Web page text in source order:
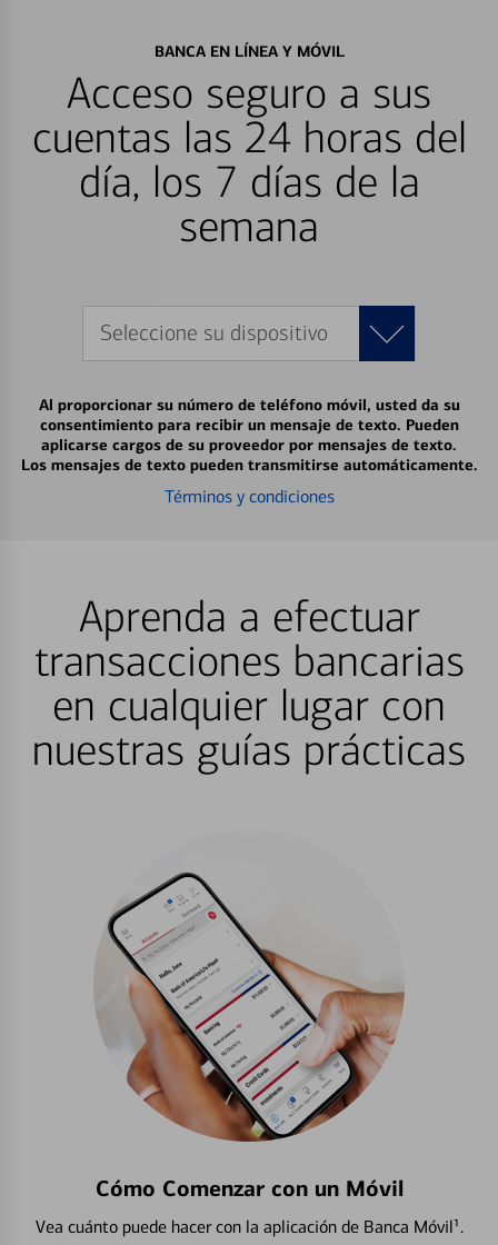
BANCA EN LÍNEA Y MÓVIL
Acceso seguro a sus
cuentas las 24 horas del
día, los 7 días de la
semana
Seleccione su dispositivo
Al proporcionar su número de teléfono móvil, usted da su
consentimiento para recibir un mensaje de texto. Pueden
aplicarse cargos de su proveedor por mensajes de texto.
Los mensajes de texto pueden transmitirse automáticamente.
Términos y condiciones
Aprenda a efectuar
transacciones bancarias
en cualquier lugar con
nuestras guías prácticas
Cómo Comenzar con un Móvil
Vea cuánto puede hacer con la aplicación de Banca Móvil¹.